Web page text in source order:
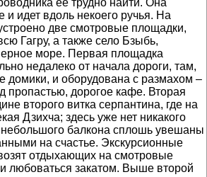
ее трудно найти. Она
и идет вдоль некоего ручья. На
две смотровые площадки,
Гагру, а также село Бзыбь,
море. Первая площадка
недалеко от начала дороги, там,
домики, и оборудована с размахом –
пропастью, дорогое кафе. Вторая
второго витка серпантина, где на
Дзихча; здесь уже нет никакого
небольшого балкона сплошь увешаны
на счастье. Экскурсионные
отдыхающих на смотровые
любоваться закатом. Выше второй